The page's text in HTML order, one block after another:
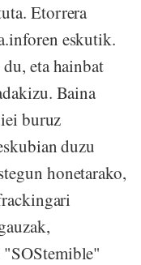
Etorrera
eskutik.
eta hainbat
Baina
buruz
duzu
honetarako,